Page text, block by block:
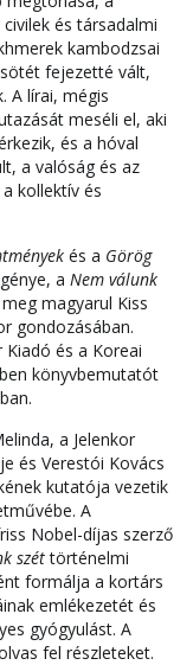
és társadalmi
kambodzsai
fejezetté vált,
A lírai, mégis
meséli el, aki
és a hóval
a valóság és az
kollektív és
és a Görög
a Nem válunk
magyarul Kiss
gondozásában.
Kiadó és a Koreai
könyvbemutatót
a Jelenkor
és Verestói Kovács
kutatója vezetik
A
Nobel-díjas szerző
széttörténelmi
formálja a kortárs
emlékezetét és
gyógyulást. A
fel részleteket.